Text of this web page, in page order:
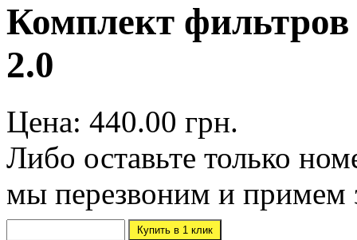
Комплект
2.0
Цена: 440.00 грн.
Либо оставьте только
мы перезвоним и примем